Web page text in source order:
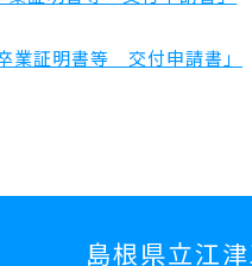
卒業証明書等 交付申請書」
島根県立江